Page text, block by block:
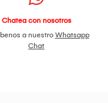
Chatea con nosotros
a nuestro Whatsapp
Chat